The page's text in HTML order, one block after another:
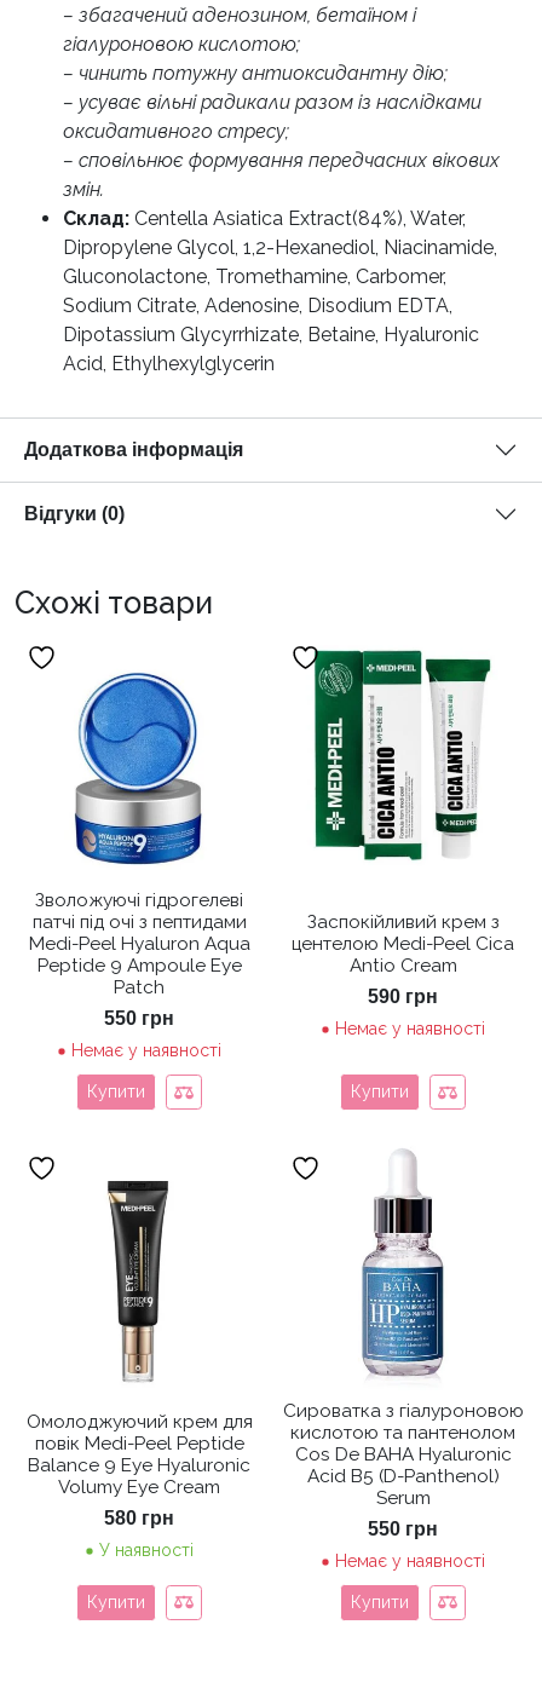
– збагачений аденозином, бетаїном і
гіалуроновою кислотою;
– чинить потужну антиоксидантну дію;
– усуває вільні радикали разом із наслідками
оксидативного стресу;
– сповільнює формування передчасних вікових
змін.
Склад: Centella Asiatica Extract(84%), Water,
Dipropylene Glycol, 1,2-Hexanediol, Niacinamide,
Gluconolactone, Tromethamine, Carbomer,
Sodium Citrate, Adenosine, Disodium EDTA,
Dipotassium Glycyrrhizate, Betaine, Hyaluronic
Acid, Ethylhexylglycerin
Додаткова інформація
Відгуки (0)
Схожі товари
Зволожуючі гідрогелеві
патчі під очі з пептидами
Medi-Peel Hyaluron Aqua
Peptide 9 Ampoule Eye
Patch
550 грн
Немає у наявності
Купити
Заспокійливий крем з
центелою Medi-Peel Cica
Antio Cream
590 грн
Немає у наявності
Купити
Омолоджуючий крем для
повік Medi-Peel Peptide
Balance 9 Eye Hyaluronic
Volumy Eye Cream
580 грн
У наявності
Купити
Сироватка з гіалуроновою
кислотою та пантенолом
Cos De BAHA Hyaluronic
Acid B5 (D-Panthenol)
Serum
550 грн
Немає у наявності
Купити